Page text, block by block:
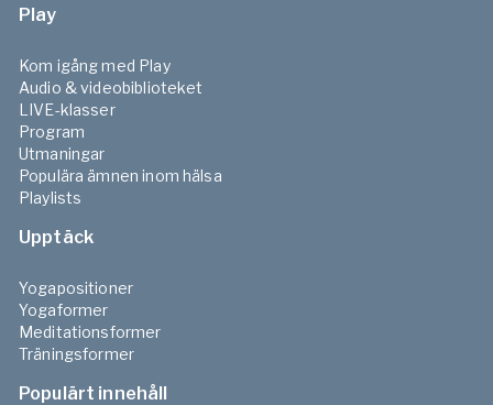
Play
Kom igång med Play
Audio & videobiblioteket
LIVE-klasser
Program
Utmaningar
Populära ämnen inom hälsa
Playlists
Upptäck
Yogapositioner
Yogaformer
Meditationsformer
Träningsformer
Populärt innehåll